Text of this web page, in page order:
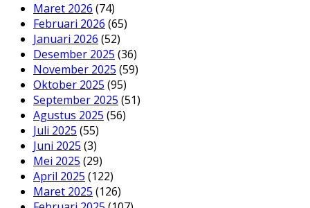
Maret 2026 (74)
Februari 2026 (65)
Januari 2026 (52)
Desember 2025 (36)
November 2025 (59)
Oktober 2025 (95)
September 2025 (51)
Agustus 2025 (56)
Juli 2025 (55)
Juni 2025 (3)
Mei 2025 (29)
April 2025 (122)
Maret 2025 (126)